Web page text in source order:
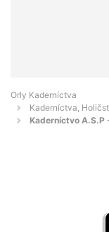
Orly Kaderníctva
Kaderníctva,
Kaderníctvo A.S.P